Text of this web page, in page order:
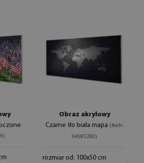
Obraz akrylowy
Czarne tło biała mapa (#oah-
94585280)
rozmiar od: 100x50 cm